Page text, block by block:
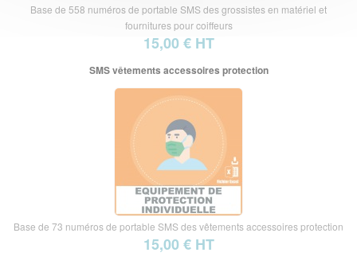
Base de 558 numéros de portable SMS des grossistes en matériel et
fournitures pour coiffeurs
15,00 € HT
SMS vêtements accessoires protection
Base de 73 numéros de portable SMS des vêtements accessoires protection
15,00 € HT